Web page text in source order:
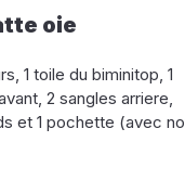
oie
1 toile du biminitop, 1
2 sangles arriere,
et 1 pochette (avec